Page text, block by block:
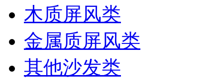
木质屏风类
金属质屏风类
其他沙发类